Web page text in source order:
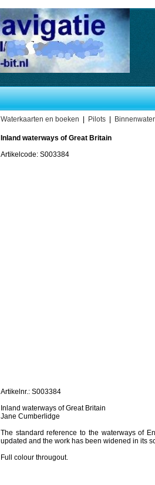
Waterkaarten en boeken Pilots
Inland waterways of Great Britain
Artikelcode: S003384
Artikelnr.: S003384
Inland waterways of Great Britain
Jane Cumberlidge
The standard reference to the waterways of
updated and the work has been widened in its
Full colour througout.